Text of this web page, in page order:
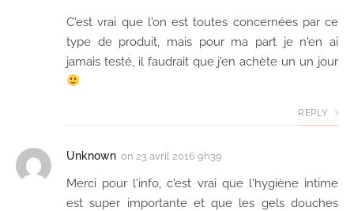
C'est vrai que l'on est toutes concernées par ce
type de produit, mais pour ma part je n'en ai
jamais testé, il faudrait que j'en achète un un jour
REPLY
Unknown on 23 avril 2016 9h39
Merci pour l'info, c'est vrai que l'hygiène intime
est super importante et que les gels douches